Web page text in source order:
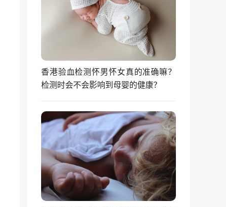
香港验血检测怀男怀女真的准确嘛？
检测时会不会影响到母婴的健康？